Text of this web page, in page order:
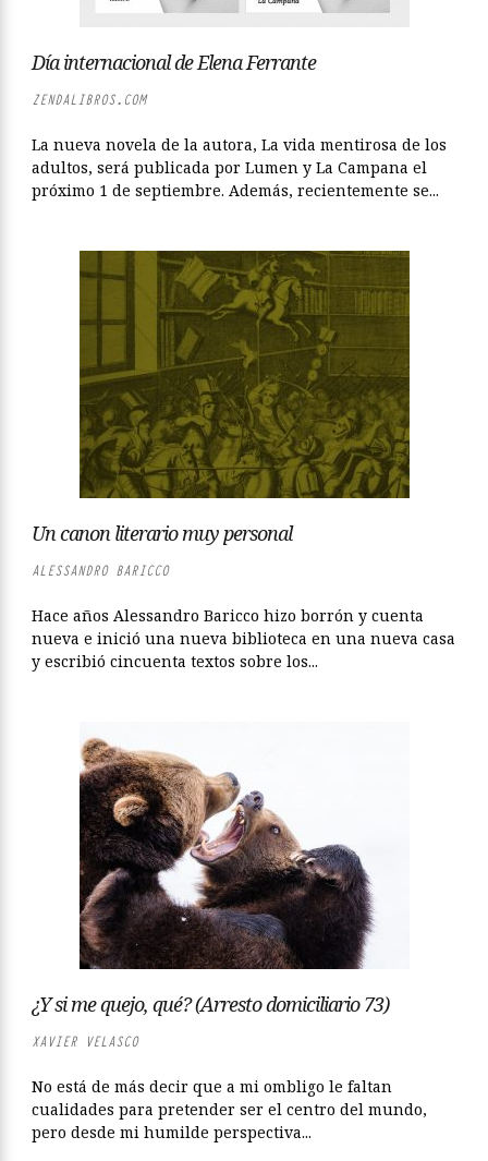
Día internacional de Elena Ferrante
ZENDALIBROS.COM
La nueva novela de la autora, La vida mentirosa de los
adultos, será publicada por Lumen y La Campana el
próximo 1 de septiembre. Además, recientemente se...
Un canon literario muy personal
ALESSANDRO BARICCO
Hace años Alessandro Baricco hizo borrón y cuenta
nueva e inició una nueva biblioteca en una nueva casa
y escribió cincuenta textos sobre los...
¿Y si me quejo, qué? (Arresto domiciliario 73)
XAVIER VELASCO
No está de más decir que a mi ombligo le faltan
cualidades para pretender ser el centro del mundo,
pero desde mi humilde perspectiva...